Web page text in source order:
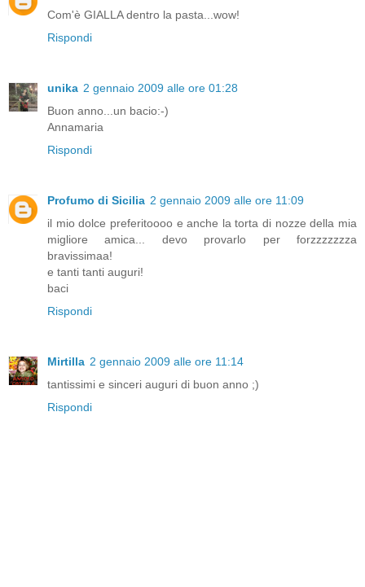
Com'è GIALLA dentro la pasta...wow!
Rispondi
unika 2 gennaio 2009 alle ore 01:28
Buon anno...un bacio:-)
Annamaria
Rispondi
Profumo di Sicilia 2 gennaio 2009 alle ore 11:09
il mio dolce preferitoooo e anche la torta di nozze della mia
migliore amica... devo provarlo per forzzzzzzza
bravissimaa!
e tanti tanti auguri!
baci
Rispondi
Mirtilla 2 gennaio 2009 alle ore 11:14
tantissimi e sinceri auguri di buon anno ;)
Rispondi